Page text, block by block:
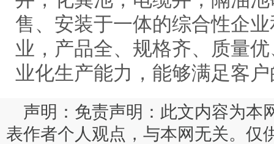
售、安装于一体的综合性企
业，产品全、规格齐、质量
业化生产能力，能够满足客
声明：免责声明：此文内容为本
表作者个人观点，与本网无关。仅